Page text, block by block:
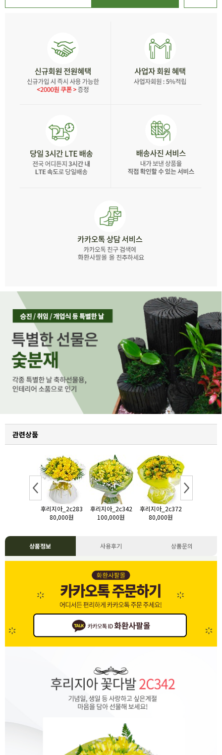
관련상품
후리지아_2c283
80,000원
후리지아_2c342
100,000원
후리지아_2c372
80,000원
상품정보 사용후기 상품문의